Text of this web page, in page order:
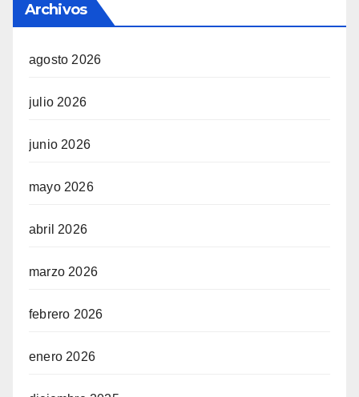
Archivos
agosto 2026
julio 2026
junio 2026
mayo 2026
abril 2026
marzo 2026
febrero 2026
enero 2026